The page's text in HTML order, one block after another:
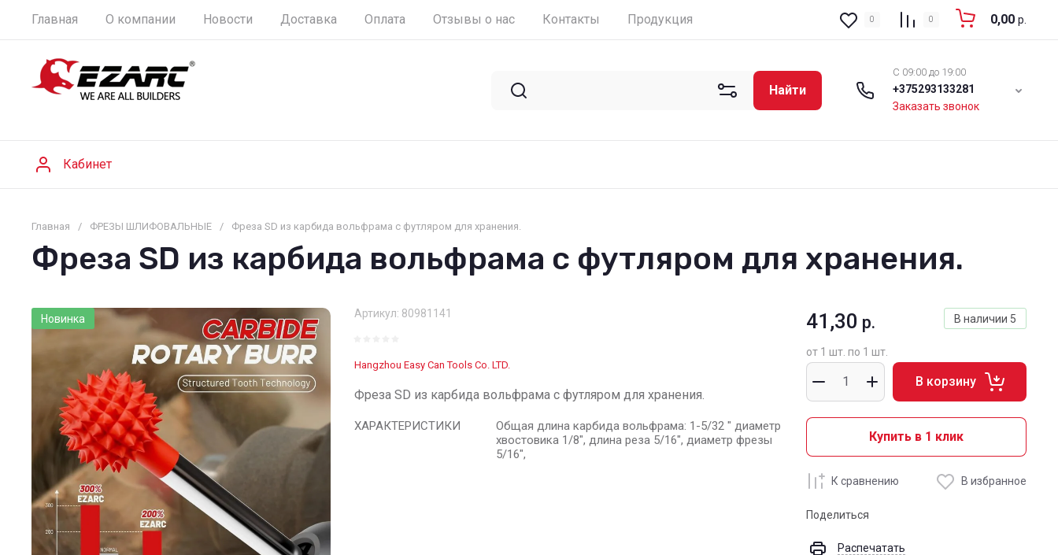
Главная О компании Новости Доставка Оплата Отзывы о нас Контакты Продукция 0 0 0,00 р.
Найти
C 09:00 до 19:00
+375293133281
Заказать звонок
Кабинет
Главная / ФРЕЗЫ ШЛИФОВАЛЬНЫЕ / Фреза SD из карбида вольфрама с футляром для хранения.
Фреза SD из карбида вольфрама с футляром для хранения.
Новинка Артикул: 80981141
Hangzhou Easy Can Tools Co. LTD.
Фреза SD из карбида вольфрама с футляром для хранения.
ХАРАКТЕРИСТИКИ
Общая длина карбида вольфрама: 1-5/32 " диаметр
хвостовика 1/8", длина реза 5/16", диаметр фрезы
5/16",
В наличии 5
41,30 р.
от 1 шт. по 1 шт.
В корзину
Купить в 1 клик
К сравнению В избранное
Поделиться
Распечатать